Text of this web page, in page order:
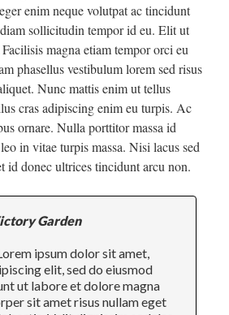
enim neque volutpat ac tincidunt
sollicitudin tempor id eu. Elit ut
magna etiam tempor orci eu
phasellus vestibulum lorem sed risus
Nunc mattis enim ut tellus
cras adipiscing enim eu turpis. Ac
ornare. Nulla porttitor massa id
in vitae turpis massa. Nisi lacus sed
id donec ultrices tincidunt arcu non.
Garden
ipsum dolor sit amet,
elit, sed do eiusmod
ut labore et dolore magna
sit amet risus nullam eget